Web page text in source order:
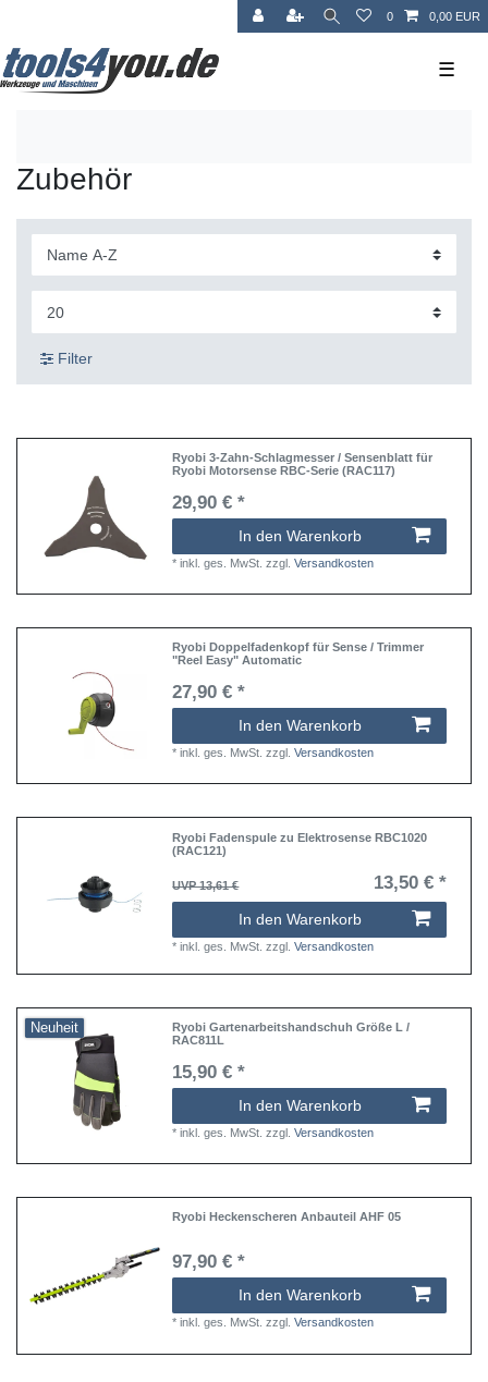
0 0,00 EUR
☰
Zubehör
Filter
Ryobi 3-Zahn-Schlagmesser / Sensenblatt für
Ryobi Motorsense RBC-Serie (RAC117)
29,90 € *
In den Warenkorb
*inkl. ges. MwSt. zzgl.Versandkosten
Ryobi Doppelfadenkopf für Sense / Trimmer
"Reel Easy" Automatic
27,90 € *
In den Warenkorb
*inkl. ges. MwSt. zzgl.Versandkosten
Ryobi Fadenspule zu Elektrosense RBC1020
(RAC121)
UVP 13,61 € 13,50 € *
In den Warenkorb
*inkl. ges. MwSt. zzgl.Versandkosten
Neuheit
Ryobi Gartenarbeitshandschuh Größe L /
RAC811L
15,90 € *
In den Warenkorb
*inkl. ges. MwSt. zzgl.Versandkosten
Ryobi Heckenscheren Anbauteil AHF 05
97,90 € *
In den Warenkorb
*inkl. ges. MwSt. zzgl.Versandkosten